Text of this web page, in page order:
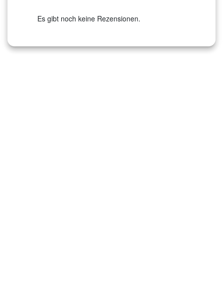
Es gibt noch keine Rezensionen.